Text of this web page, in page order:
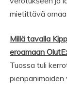
mietittävä
Millä tavalla
eroamaan
Tuossa tuli